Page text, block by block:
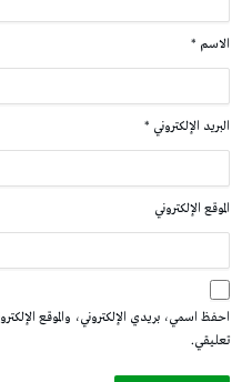
الاسم *
البريد الإلكتروني *
الموقع الإلكتروني
احفظ اسمي، بريدي الإلكتروني، والموقع
تعليقي.